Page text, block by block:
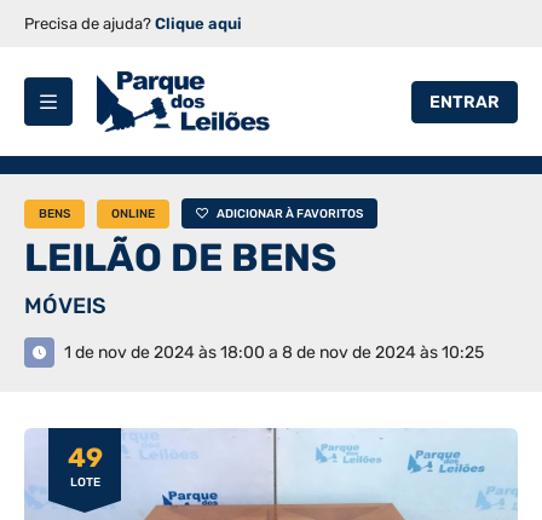
Precisa de ajuda? Clique aqui
ENTRAR
BENS ONLINE ADICIONAR À FAVORITOS
LEILÃO DE BENS
MÓVEIS
1 de nov de 2024 às 18:00 a 8 de nov de 2024 às 10:25
49
LOTE